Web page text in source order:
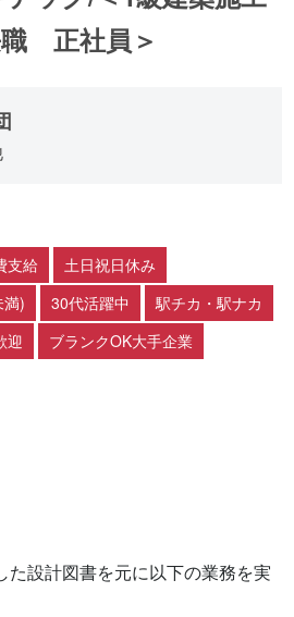
正社員＞
支給
土日祝日休み
)
30代活躍中
駅チカ・駅ナカ
迎
ブランクOK大手企業
た設計図書を元に以下の業務を実